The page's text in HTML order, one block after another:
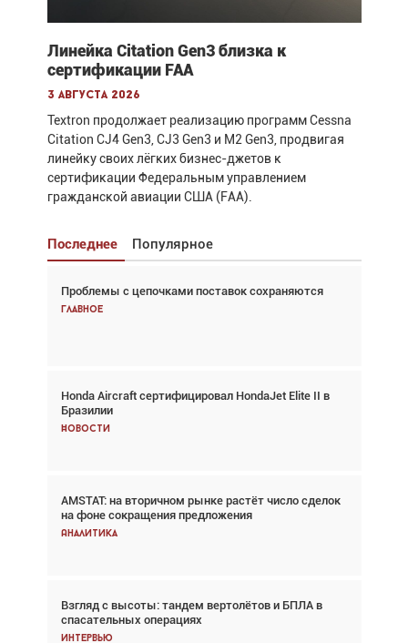
Линейка Citation Gen3 близка к
сертификации FAA
3 августа 2026
Textron продолжает реализацию программ Cessna
Citation CJ4 Gen3, CJ3 Gen3 и M2 Gen3, продвигая
линейку своих лёгких бизнес-джетов к
сертификации Федеральным управлением
гражданской авиации США (FAA).
Последнее Популярное
Проблемы с цепочками поставок сохраняются
Главное
Honda Aircraft сертифицировал HondaJet Elite II в
Бразилии
Новости
AMSTAT: на вторичном рынке растёт число сделок
на фоне сокращения предложения
Аналитика
Взгляд с высоты: тандем вертолётов и БПЛА в
спасательных операциях
Интервью
Взгляд с высоты: тандем вертолётов и БПЛА в
спасательных операциях
Авиационный фотограф Дэйв Кох: «Фотография
говорит сама за себя... а ИИ всё портит»
Новости
Проблемы с цепочками поставок сохраняются
Аналитика
Частный самолёт – это актив. Подходите к
покупке соответствующим образом
Интервью